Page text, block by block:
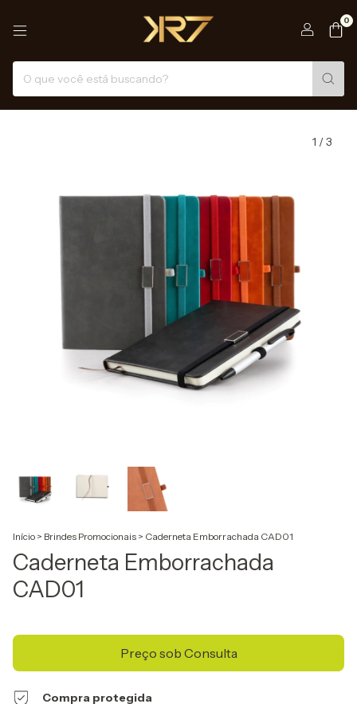
0
1 /3
Início > Brindes Promocionais > Caderneta Emborrachada CAD01
Caderneta Emborrachada
CAD01
Compra protegida